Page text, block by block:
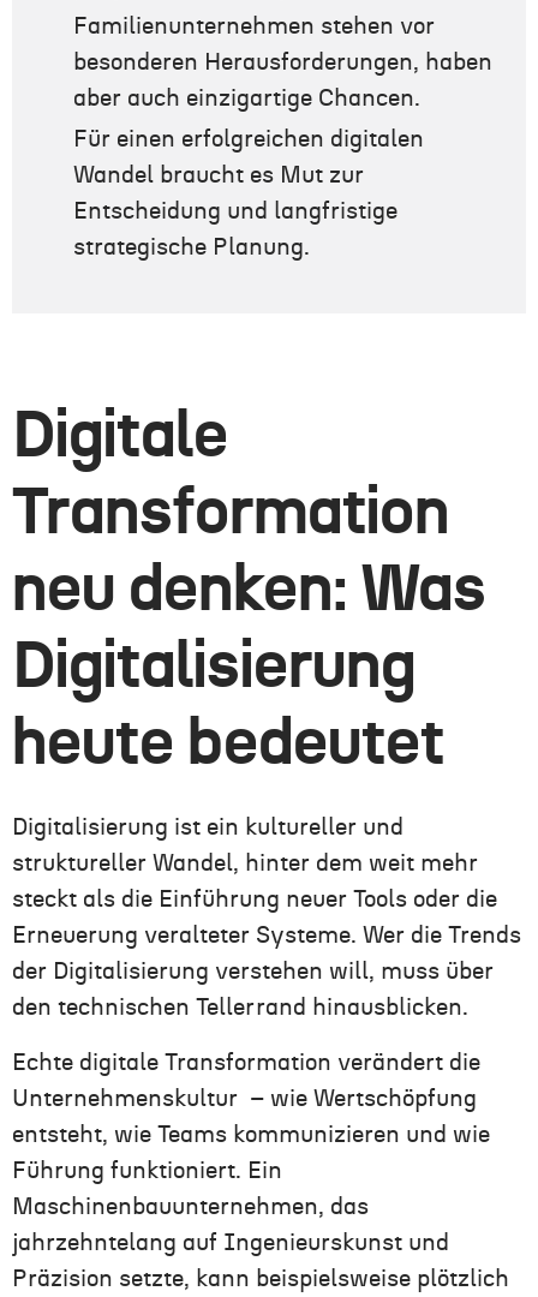
Familienunternehmen stehen vor
besonderen Herausforderungen, haben
aber auch einzigartige Chancen.
Für einen erfolgreichen digitalen
Wandel braucht es Mut zur
Entscheidung und langfristige
strategische Planung.
Digitale
Transformation
neu denken: Was
Digitalisierung
heute bedeutet
Digitalisierung ist ein kultureller und
struktureller Wandel, hinter dem weit mehr
steckt als die Einführung neuer Tools oder die
Erneuerung veralteter Systeme. Wer die Trends
der Digitalisierung verstehen will, muss über
den technischen Tellerrand hinausblicken.
Echte digitale Transformation verändert die
Unternehmenskultur – wie Wertschöpfung
entsteht, wie Teams kommunizieren und wie
Führung funktioniert. Ein
Maschinenbauunternehmen, das
jahrzehntelang auf Ingenieurskunst und
Präzision setzte, kann beispielsweise plötzlich